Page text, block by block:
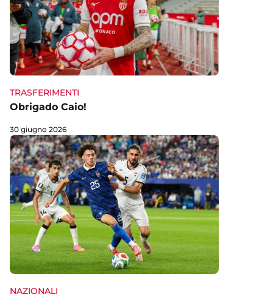
TRASFERIMENTI
Obrigado Caio!
30 giugno 2026
NAZIONALI